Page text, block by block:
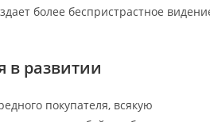
более беспристрастное
в развитии
покупателя, всякую